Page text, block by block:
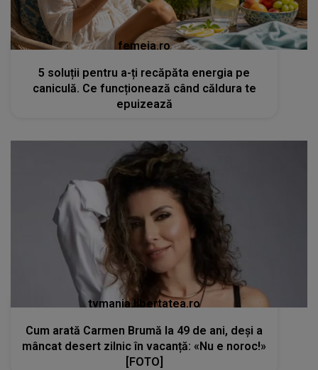
femeia.ro
5 soluții pentru a-ți recăpăta energia pe
caniculă. Ce funcționează când căldura te
epuizează
tvmania.libertatea.ro
Cum arată Carmen Brumă la 49 de ani, deși a
mâncat desert zilnic în vacanță: «Nu e noroc!»
[FOTO]